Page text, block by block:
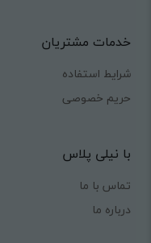
خدمات مشتریان
شرایط استفاده
حریم خصوصی
با نیلی پلاس
تماس با ما
درباره ما